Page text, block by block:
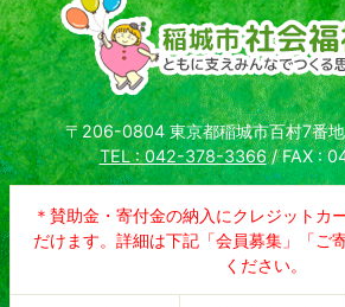
〒206-0804 東京都稲城市百村7番
TEL : 042-378-3366/ FAX :
＊賛助金・寄付金の納入にクレジットカ
だけます。詳細は下記「会員募集」「ご
ください。